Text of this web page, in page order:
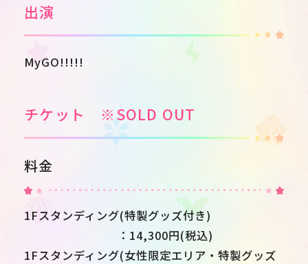
出演
MyGO!!!!!
チケット ※SOLD OUT
料金
1Fスタンディング(特製グッズ付き)
：14,300円(税込)
1Fスタンディング(女性限定エリア・特製グッズ